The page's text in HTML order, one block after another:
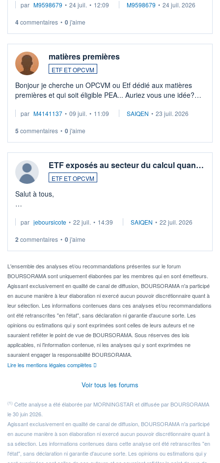
veux procéder à la vente, on me signale ...
par M9598679 • 24 juil. • 12:09 M9598679 • 24 juil. 2026
4commentaires • 0j'aime
matières premières
ETF ET OPCVM
Bonjour je cherche un OPCVM ou Etf dédié aux matières
premières et qui soit éligible PEA... Auriez vous une idée?
par M4141137 • 09 juil. • 11:09 SAIQEN • 23 juil. 2026
5 commentaires • 0j'aime
ETF exposés au secteur du calcul quan…
ETF ET OPCVM
Salut à tous,
via un ETF plutôt que des actions individuelles.
Idéalement, je voudrais qu'il soit éligible au PEA.
Pour l' ...
par jeboursicote • 22 juil. • 14:39 SAIQEN • 22 juil. 2026
2 commentaires • 0j'aime
L'ensemble des analyses et/ou recommandations présentes sur le forum
BOURSORAMA sont uniquement élaborées par les membres qui en sont émetteurs.
Agissant exclusivement en qualité de canal de diffusion, BOURSORAMA n'a participé
en aucune manière à leur élaboration ni exercé aucun pouvoir discrétionnaire quant à
leur sélection. Les informations contenues dans ces analyses et/ou recommandations
ont été retranscrites "en l'état", sans déclaration ni garantie d'aucune sorte. Les
opinions ou estimations qui y sont exprimées sont celles de leurs auteurs et ne
sauraient refléter le point de vue de BOURSORAMA. Sous réserves des lois
applicables, ni l'information contenue, ni les analyses qui y sont exprimées ne
sauraient engager la responsabilité BOURSORAMA.
Lire les mentions légales complètes
Voir tous les forums
(1) Cette analyse a été élaborée par MORNINGSTAR et diffusée par BOURSORAMA
le 30 juin 2026.
Agissant exclusivement en qualité de canal de diffusion, BOURSORAMA n'a participé
en aucune manière à son élaboration ni exercé aucun pouvoir discrétionnaire quant à
sa sélection. Les informations contenues dans cette analyse ont été retranscrites "en
l'état", sans déclaration ni garantie d'aucune sorte. Les opinions ou estimations qui y